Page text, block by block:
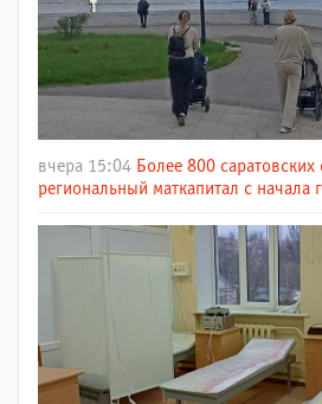
вчера 15:04 Более 800
региональный маткапитал с начала